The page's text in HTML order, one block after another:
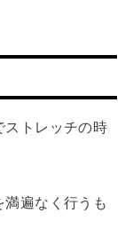
ストレッチの時
遍なく行うも